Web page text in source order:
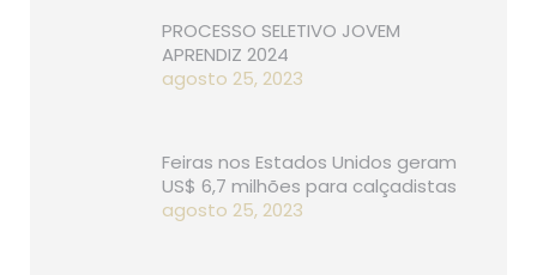
PROCESSO SELETIVO JOVEM
APRENDIZ 2024
agosto 25, 2023
Feiras nos Estados Unidos geram
US$ 6,7 milhões para calçadistas
agosto 25, 2023